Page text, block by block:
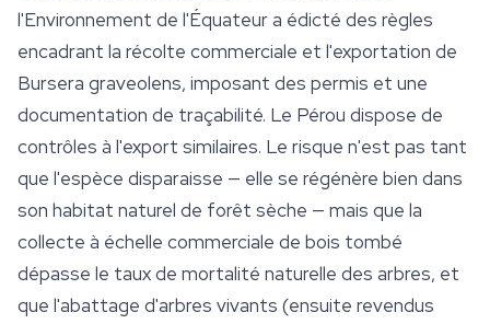
l'Environnement de l'Équateur a édicté des règles
encadrant la récolte commerciale et l'exportation de
Bursera graveolens, imposant des permis et une
documentation de traçabilité. Le Pérou dispose de
contrôles à l'export similaires. Le risque n'est pas tant
que l'espèce disparaisse — elle se régénère bien dans
son habitat naturel de forêt sèche — mais que la
collecte à échelle commerciale de bois tombé
dépasse le taux de mortalité naturelle des arbres, et
que l'abattage d'arbres vivants (ensuite revendus